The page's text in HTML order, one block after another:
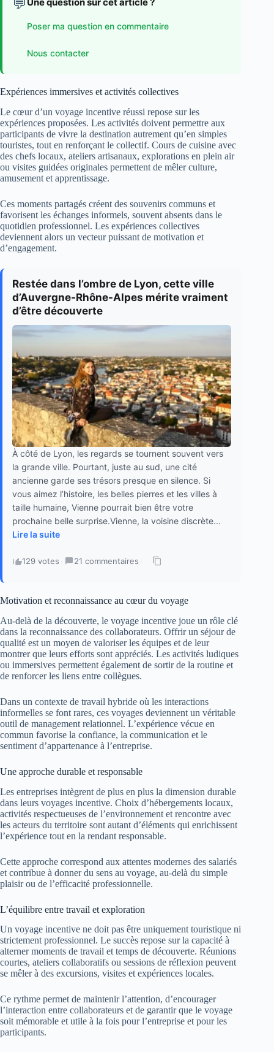
Poser ma question en commentaire
Nous contacter
Expériences immersives et activités collectives
Le cœur d’un voyage incentive réussi repose sur les
expériences proposées. Les activités doivent permettre aux
participants de vivre la destination autrement qu’en simples
touristes, tout en renforçant le collectif. Cours de cuisine avec
des chefs locaux, ateliers artisanaux, explorations en plein air
ou visites guidées originales permettent de mêler culture,
amusement et apprentissage.
Ces moments partagés créent des souvenirs communs et
favorisent les échanges informels, souvent absents dans le
quotidien professionnel. Les expériences collectives
deviennent alors un vecteur puissant de motivation et
d’engagement.
Restée dans l’ombre de Lyon, cette ville
d’Auvergne-Rhône-Alpes mérite vraiment
d’être découverte
À côté de Lyon, les regards se tournent souvent vers
la grande ville. Pourtant, juste au sud, une cité
ancienne garde ses trésors presque en silence. Si
vous aimez l’histoire, les belles pierres et les villes à
taille humaine, Vienne pourrait bien être votre
prochaine belle surprise.Vienne, la voisine discrète...
Lire la suite
129 votes · 21 commentaires ·
Motivation et reconnaissance au cœur du voyage
Au-delà de la découverte, le voyage incentive joue un rôle clé
dans la reconnaissance des collaborateurs. Offrir un séjour de
qualité est un moyen de valoriser les équipes et de leur
montrer que leurs efforts sont appréciés. Les activités ludiques
ou immersives permettent également de sortir de la routine et
de renforcer les liens entre collègues.
Dans un contexte de travail hybride où les interactions
informelles se font rares, ces voyages deviennent un véritable
outil de management relationnel. L’expérience vécue en
commun favorise la confiance, la communication et le
sentiment d’appartenance à l’entreprise.
Une approche durable et responsable
Les entreprises intègrent de plus en plus la dimension durable
dans leurs voyages incentive. Choix d’hébergements locaux,
activités respectueuses de l’environnement et rencontre avec
les acteurs du territoire sont autant d’éléments qui enrichissent
l’expérience tout en la rendant responsable.
Cette approche correspond aux attentes modernes des salariés
et contribue à donner du sens au voyage, au-delà du simple
plaisir ou de l’efficacité professionnelle.
L’équilibre entre travail et exploration
Un voyage incentive ne doit pas être uniquement touristique ni
strictement professionnel. Le succès repose sur la capacité à
alterner moments de travail et temps de découverte. Réunions
courtes, ateliers collaboratifs ou sessions de réflexion peuvent
se mêler à des excursions, visites et expériences locales.
Ce rythme permet de maintenir l’attention, d’encourager
l’interaction entre collaborateurs et de garantir que le voyage
soit mémorable et utile à la fois pour l’entreprise et pour les
participants.